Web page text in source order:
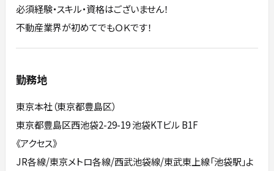
必須経験・スキル・資格はございません！
不動産業界が初めてでもＯＫです！
勤務地
東京本社（東京都豊島区）
東京都豊島区西池袋2-29-19 池袋KTビル B1F
《アクセス》
JR各線/東京メトロ各線/西武池袋線/東武東上線「池袋駅」よ